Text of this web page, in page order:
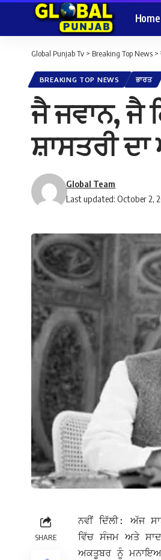
Home
Global Punjab Tv > Breaking Top News >
BREAKING TOP NEWS ਭਾਰਤ
ਜੈ ਜਵਾਨ, ਜੈ
ਸ਼ਾਸਤਰੀ
Last updated: October 2,
Global Team
SHARE
ਨਵੀਂ ਦਿੱਲੀ: ਅੱਜ
ਵਿੱਚ ਸੰਜਮ ਅਤੇ
ਅਕਤੂਬਰ ਨੂੰ